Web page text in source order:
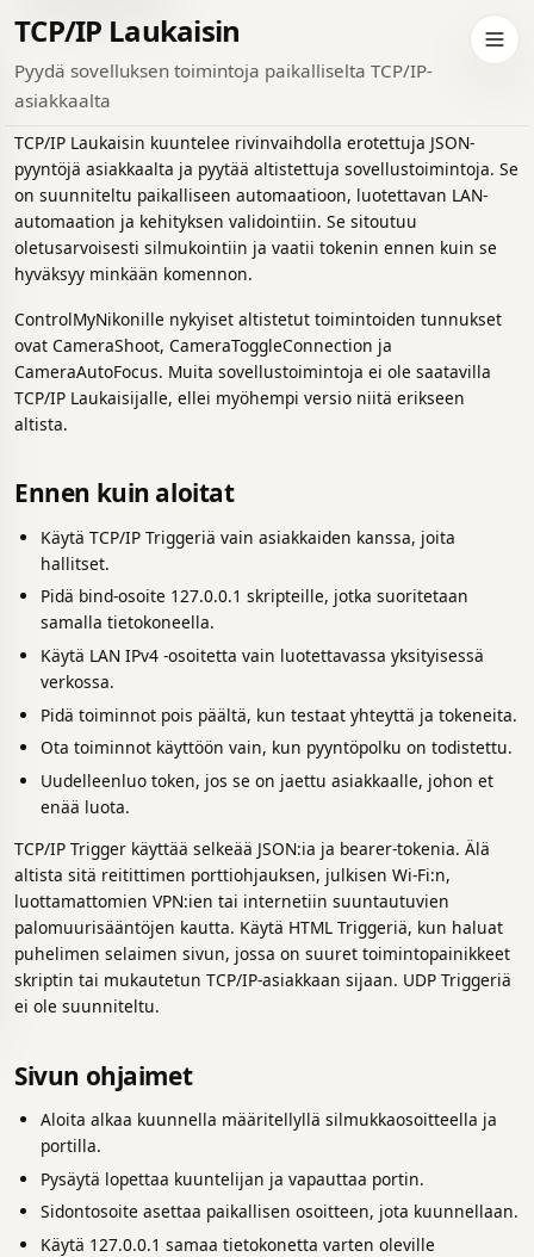
Avaa
tummaan teemaan
TCP/IP Laukaisin
Pyydä sovelluksen toimintoja paikalliselta TCP/IP-
asiakkaalta
TCP/IP Laukaisin kuuntelee rivinvaihdolla erotettuja JSON-
pyyntöjä asiakkaalta ja pyytää altistettuja sovellustoimintoja. Se
on suunniteltu paikalliseen automaatioon, luotettavan LAN-
automaation ja kehityksen validointiin. Se sitoutuu
oletusarvoisesti silmukointiin ja vaatii tokenin ennen kuin se
hyväksyy minkään komennon.
ControlMyNikonille nykyiset altistetut toimintoiden tunnukset
ovat CameraShoot, CameraToggleConnection ja
CameraAutoFocus. Muita sovellustoimintoja ei ole saatavilla
TCP/IP Laukaisijalle, ellei myöhempi versio niitä erikseen
altista.
Ennen kuin aloitat
Käytä TCP/IP Triggeriä vain asiakkaiden kanssa, joita
hallitset.
Pidä bind-osoite 127.0.0.1 skripteille, jotka suoritetaan
samalla tietokoneella.
Käytä LAN IPv4 -osoitetta vain luotettavassa yksityisessä
verkossa.
Pidä toiminnot pois päältä, kun testaat yhteyttä ja tokeneita.
Ota toiminnot käyttöön vain, kun pyyntöpolku on todistettu.
Uudelleenluo token, jos se on jaettu asiakkaalle, johon et
enää luota.
TCP/IP Trigger käyttää selkeää JSON:ia ja bearer-tokenia. Älä
altista sitä reitittimen porttiohjauksen, julkisen Wi-Fi:n,
luottamattomien VPN:ien tai internetiin suuntautuvien
palomuurisääntöjen kautta. Käytä HTML Triggeriä, kun haluat
puhelimen selaimen sivun, jossa on suuret toimintopainikkeet
skriptin tai mukautetun TCP/IP-asiakkaan sijaan. UDP Triggeriä
ei ole suunniteltu.
Sivun ohjaimet
Aloita alkaa kuunnella määritellyllä silmukkaosoitteella ja
portilla.
Pysäytä lopettaa kuuntelijan ja vapauttaa portin.
Sidontosoite asettaa paikallisen osoitteen, jota kuunnellaan.
Käytä 127.0.0.1 samaa tietokonetta varten oleville